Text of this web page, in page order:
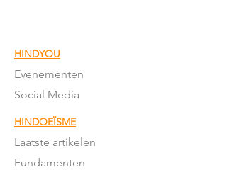
HINDYOU
Evenementen
Social Media
HINDOEÏSME
Laatste artikelen
Fundamenten